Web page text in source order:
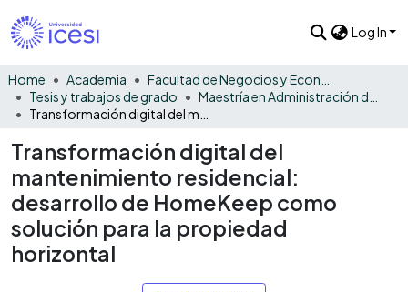
Log In
Home Academia
Tesis y trabajos de grado
Transformación digital del
mantenimiento residencial:
desarrollo de HomeKeep como
solución para la propiedad
horizontal